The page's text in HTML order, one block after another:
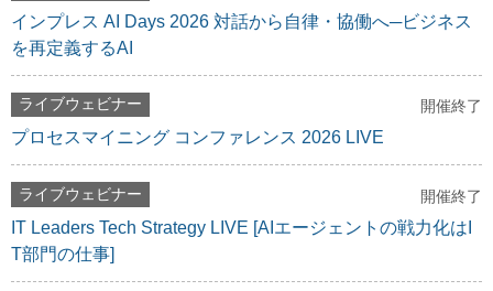
インプレス AI Days 2026 対話から自律・協働へ─ビジネス
を再定義するAI
ライブウェビナー 開催終了
プロセスマイニング コンファレンス 2026 LIVE
ライブウェビナー 開催終了
IT Leaders Tech Strategy LIVE [AIエージェントの戦力化はI
T部門の仕事]